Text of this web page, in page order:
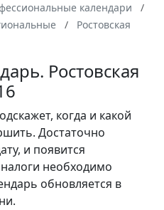
календари
Ростовская
Ростовская
когда и какой
Достаточно
и появится
необходимо
обновляется в